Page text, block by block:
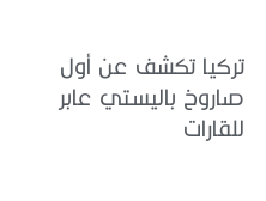
تركيا تكشف عن أول
صاروخ باليستي عابر
للقارات